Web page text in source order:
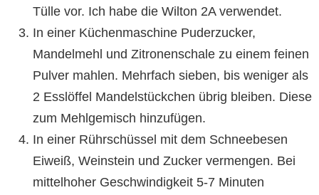
Tülle vor. Ich habe die Wilton 2A verwendet.
In einer Küchenmaschine Puderzucker,
Mandelmehl und Zitronenschale zu einem feinen
Pulver mahlen. Mehrfach sieben, bis weniger als
2 Esslöffel Mandelstückchen übrig bleiben. Diese
zum Mehlgemisch hinzufügen.
In einer Rührschüssel mit dem Schneebesen
Eiweiß, Weinstein und Zucker vermengen. Bei
mittelhoher Geschwindigkeit 5-7 Minuten